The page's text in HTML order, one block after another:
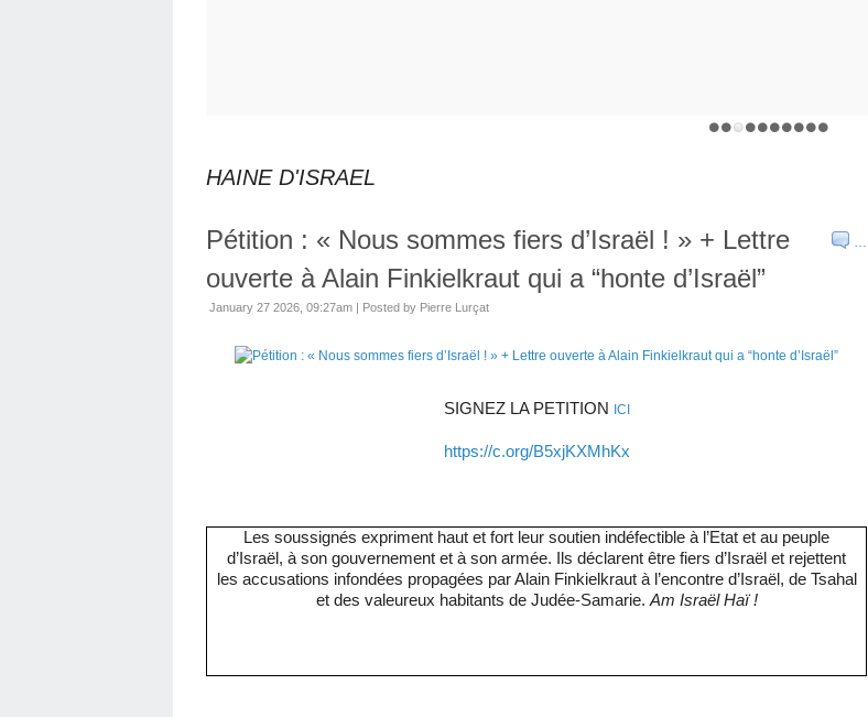
HAINE D'ISRAEL
…
Pétition : « Nous sommes fiers d’Israël ! » + Lettre
ouverte à Alain Finkielkraut qui a “honte d’Israël”
January 27 2026, 09:27am | Posted by Pierre Lurçat
SIGNEZ LA PETITION ICI
https://c.org/B5xjKXMhKx
Les soussignés expriment haut et fort leur soutien indéfectible à l’Etat et au peuple
d’Israël, à son gouvernement et à son armée. Ils déclarent être fiers d’Israël et rejettent
les accusations infondées propagées par Alain Finkielkraut à l’encontre d’Israël, de Tsahal
et des valeureux habitants de Judée-Samarie. Am Israël Haï !